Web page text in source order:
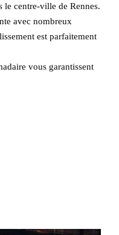
le centre-ville de Rennes.
avec nombreux
est parfaitement
vous garantissent